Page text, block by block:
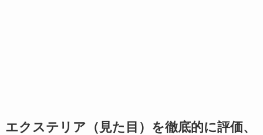
エクステリア（見た目）を徹底的に評価、